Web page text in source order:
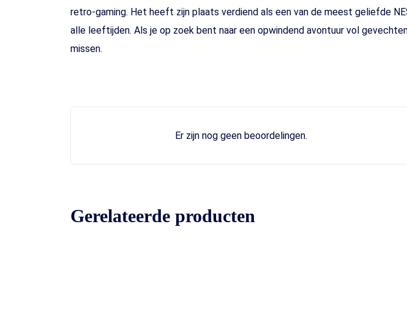
retro-gaming. Het heeft zijn plaats verdiend als een van de meest geliefde
alle leeftijden. Als je op zoek bent naar een opwindend avontuur vol
missen.
Er zijn nog geen beoordelingen.
Gerelateerde producten